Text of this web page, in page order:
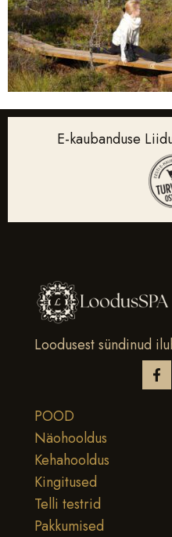
E-kaubanduse
Loodusest sündinud
POOD
Näohooldus
Kehahooldus
Kingitused
Telli testrid
Pakkumised